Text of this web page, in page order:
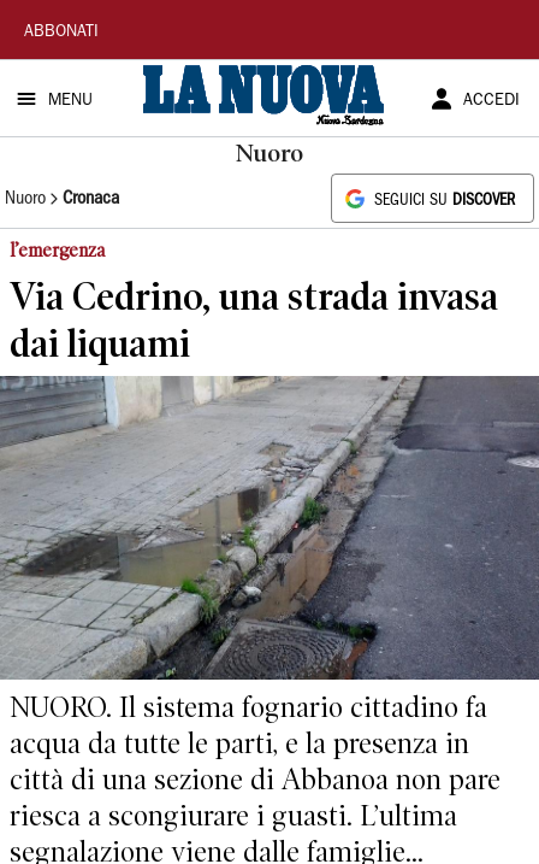
La
Nuova
Sardegna
ABBONATI
MENU ACCEDI
Nuoro
Nuoro Cronaca SEGUICI SU DISCOVER
l’emergenza
Via Cedrino, una strada invasa
dai liquami
NUORO. Il sistema fognario cittadino fa
acqua da tutte le parti, e la presenza in
città di una sezione di Abbanoa non pare
riesca a scongiurare i guasti. L’ultima
segnalazione viene dalle famiglie...